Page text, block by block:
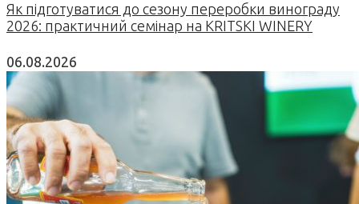
Як підготуватися до сезону переробки винограду
2026: практичний семінар на KRITSKI WINERY
06.08.2026